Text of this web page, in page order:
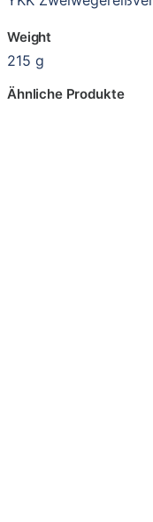
Weight
215 g
Ähnliche Produkte